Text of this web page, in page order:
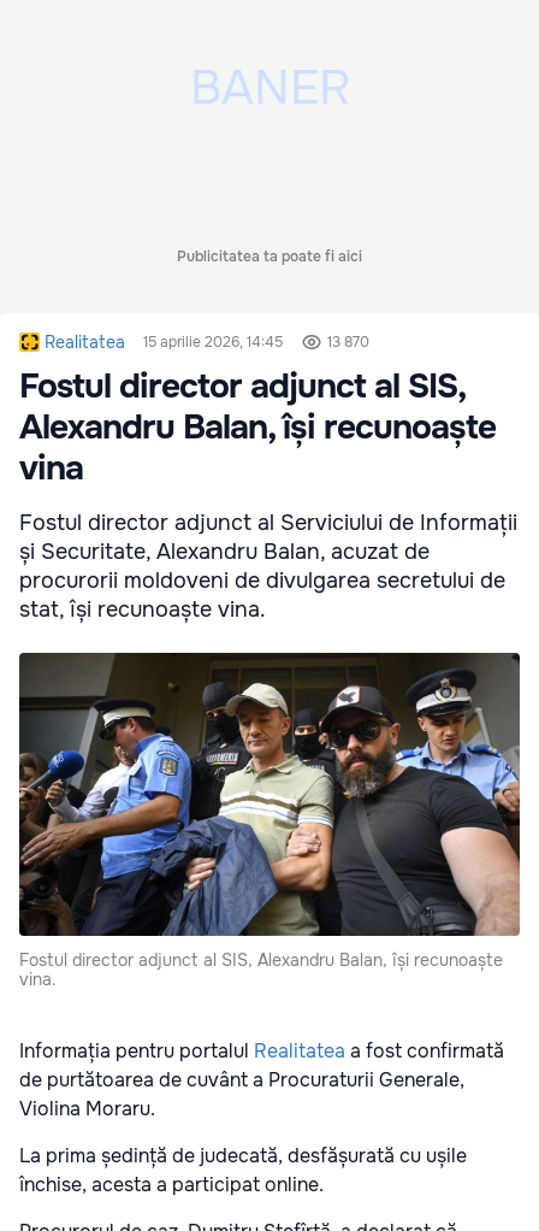
Publicitatea ta poate fi aici
Realitatea 15 aprilie 2026, 14:45 13 870
Fostul director adjunct al SIS,
Alexandru Balan, își recunoaște
vina
Fostul director adjunct al Serviciului de Informații
și Securitate, Alexandru Balan, acuzat de
procurorii moldoveni de divulgarea secretului de
stat, își recunoaște vina.
Fostul director adjunct al SIS, Alexandru Balan, își recunoaște
vina.
Informația pentru portalul Realitatea a fost confirmată
de purtătoarea de cuvânt a Procuraturii Generale,
Violina Moraru.
La prima ședință de judecată, desfășurată cu ușile
închise, acesta a participat online.